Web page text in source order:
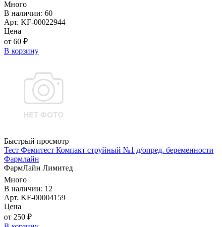
Много
В наличии: 60
Арт. KF-00022944
Цена
от 60 ₽
В корзину
Быстрый просмотр
Тест Фемитест Компакт струйный №1 д/опред. беременности
Фармлайн
ФармЛайн Лимитед
Много
В наличии: 12
Арт. KF-00004159
Цена
от 250 ₽